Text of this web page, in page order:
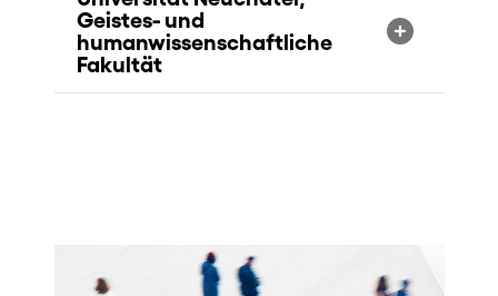
Geistes- und
humanwissenschaftliche
Fakultät